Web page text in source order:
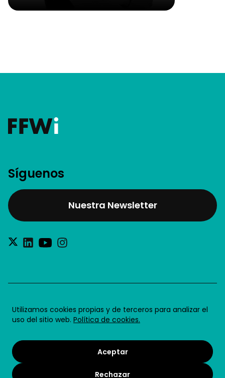
Utilizamos cookies propias y de terceros para analizar el
uso del sitio web. Política de cookies.
Aceptar
Rechazar
Síguenos
Nuestra Newsletter
®2026 Future for Work SL
Política de privacidad
Política de cookies